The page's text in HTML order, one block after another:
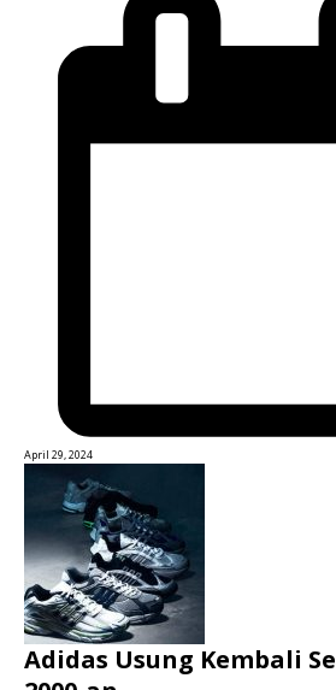
April 29, 2024
Adidas Usung Kembali